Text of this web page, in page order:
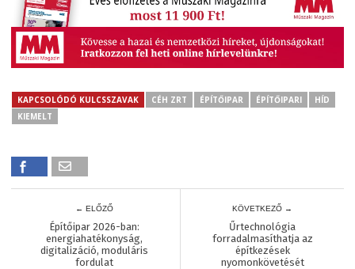
KAPCSOLÓDÓ KULCSSZAVAK CÉH ZRT ÉPÍTŐIPAR ÉPÍTŐIPARI
HÍD
KIEMELT
← ELŐZŐ
Építőipar 2026-ban:
energiahatékonyság,
digitalizáció, moduláris
fordulat
KÖVETKEZŐ →
Űrtechnológia
forradalmasíthatja az
építkezések
nyomonkövetését